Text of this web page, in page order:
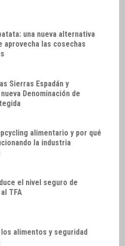
una nueva alternativa
aprovecha las cosechas
Sierras Espadán y
Denominación de
alimentario y por qué
la industria
el nivel seguro de
TFA
alimentos y seguridad